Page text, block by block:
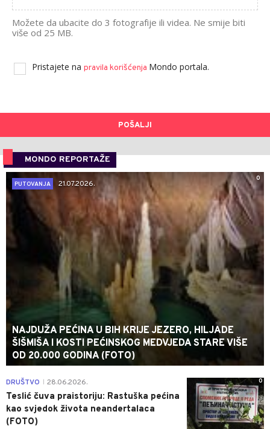
Možete da ubacite do 3 fotografije ili videa. Ne smije biti
više od 25 MB.
Pristajete na pravila korišćenja Mondo portala.
POŠALJI
MONDO REPORTAŽE
0
PUTOVANJA
21.07.2026.
NAJDUŽA PEĆINA U BIH KRIJE JEZERO, HILJADE
ŠIŠMIŠA I KOSTI PEĆINSKOG MEDVJEDA STARE VIŠE
OD 20.000 GODINA (FOTO)
0
DRUŠTVO 28.06.2026.
Teslić čuva praistoriju: Rastuška pećina
kao svjedok života neandertalaca
(FOTO)